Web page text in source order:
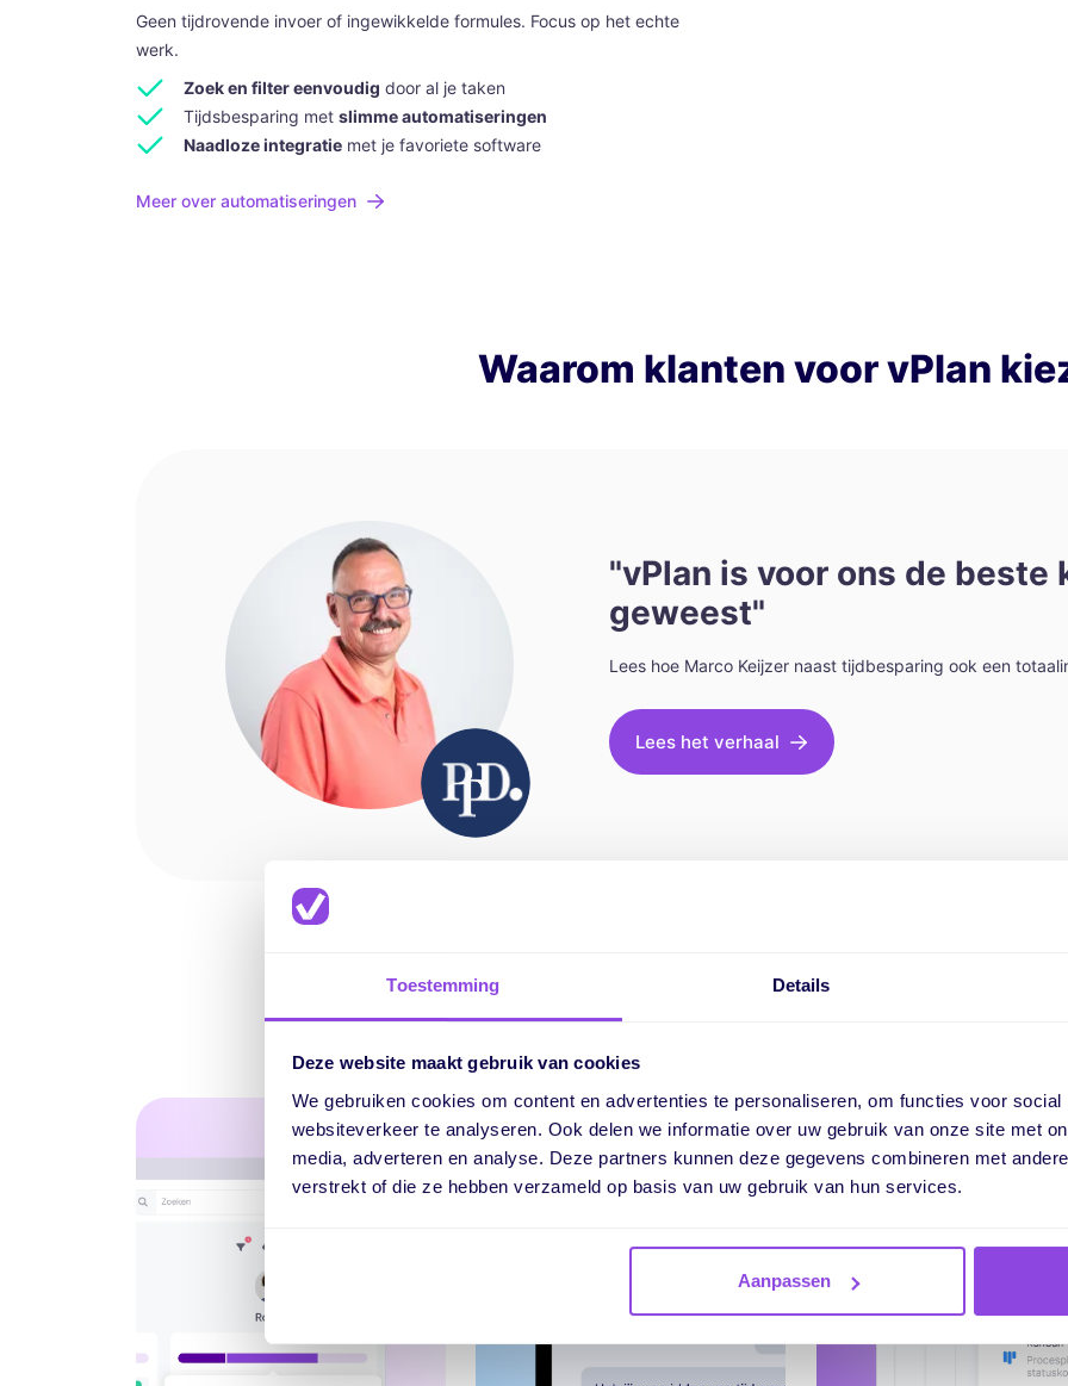
Toestemming Details
Deze website maakt gebruik van cookies
We gebruiken cookies om content en advertenties te personaliseren, om functies voor
websiteverkeer te analyseren. Ook delen we informatie over uw gebruik van onze site met
media, adverteren en analyse. Deze partners kunnen deze gegevens combineren met
verstrekt of die ze hebben verzameld op basis van uw gebruik van hun services.
Aanpassen
Geen tijdrovende invoer of ingewikkelde formules. Focus op het echte
werk.
Zoek en filter eenvoudig door al je taken
Tijdsbesparing met slimme automatiseringen
Naadloze integratie met je favoriete software
Meer over automatiseringen
Waarom klanten voor vPlan
"vPlan is voor ons de beste
geweest"
Lees hoe Marco Keijzer naast tijdbesparing ook een
Lees het verhaal
Transformeer je planning
Voorkom
overbelasting
uitvoer samen.
Beheer informatie
centraal